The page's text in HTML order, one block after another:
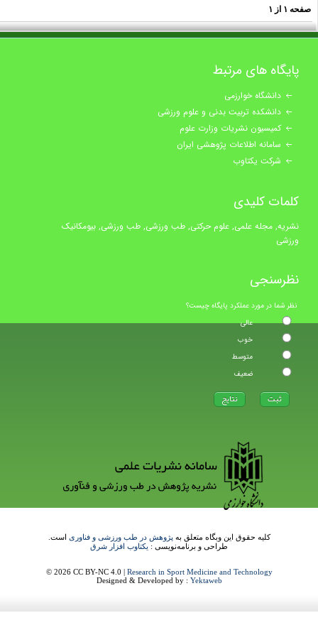
۱از ۱
پایگاه های مرتبط
دانشگاه خوارزمی
دانشکده تربیت بدنی و علوم ورزشی
کمیسیون نشریات وزارت علوم
سامانه اطلاعات پژوهشی ایران
شرکت یکتاوب
کلمات کلیدی
نشریه, مجله علمی, علوم حرکتی, طب ورزشی, طب ورزشی, بیومکانیک
ورزشی
نظرسنجی
نظر شما در مورد عملکرد پایگاه چیست؟
عالی
خوب
متوسط
ضعیف
کلیه حقوق این وبگاه متعلق به پژوهش در طب ورزشی و فناوریاست.
طراحی و برنامه‌نویسی : یکتاوب افزار شرق
© 2026 CC BY-NC 4.0 |Research in Sport Medicine and Technology
Designed & Developed by :Yektaweb